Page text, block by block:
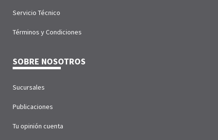
Servicio Técnico
Términos y Condiciones
SOBRE NOSOTROS
Sucursales
Publicaciones
Tu opinión cuenta